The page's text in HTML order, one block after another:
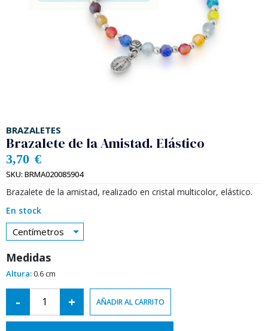
BRAZALETES
Brazalete de la Amistad. Elástico
3,70 €
SKU: BRMA020085904
Brazalete de la amistad, realizado en cristal multicolor, elástico.
En stock
Centímetros
Medidas
Altura:0.6 cm
- + AÑADIR AL CARRITO
Alternative: